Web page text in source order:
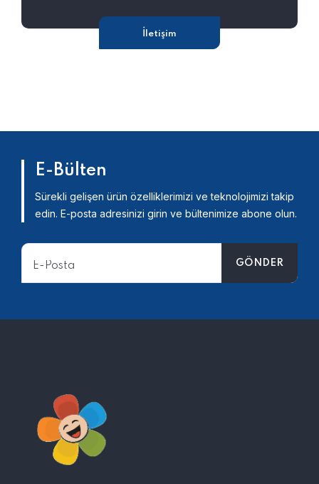
İletişim
E-Bülten
Sürekli gelişen ürün özelliklerimizi ve teknolojimizi takip
edin. E-posta adresinizi girin ve bültenimize abone olun.